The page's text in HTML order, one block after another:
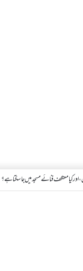
کیا معتکف فنائے مسجد میں جا سکتا ہے؟